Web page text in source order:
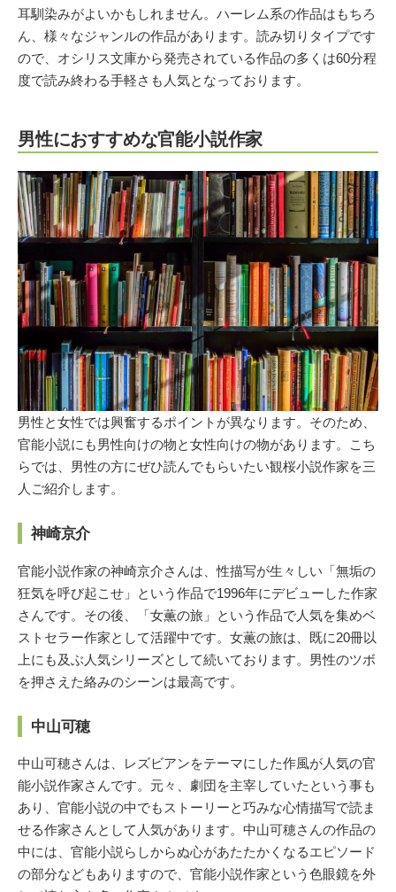
耳馴染みがよいかもしれません。ハーレム系の作品はもちろ
ん、様々なジャンルの作品があります。読み切りタイプです
ので、オシリス文庫から発売されている作品の多くは60分程
度で読み終わる手軽さも人気となっております。
男性におすすめな官能小説作家
男性と女性では興奮するポイントが異なります。そのため、
官能小説にも男性向けの物と女性向けの物があります。こち
らでは、男性の方にぜひ読んでもらいたい観桜小説作家を三
人ご紹介します。
神崎京介
官能小説作家の神崎京介さんは、性描写が生々しい「無垢の
狂気を呼び起こせ」という作品で1996年にデビューした作家
さんです。その後、「女薫の旅」という作品で人気を集めベ
ストセラー作家として活躍中です。女薫の旅は、既に20冊以
上にも及ぶ人気シリーズとして続いております。男性のツボ
を押さえた絡みのシーンは最高です。
中山可穂
中山可穂さんは、レズビアンをテーマにした作風が人気の官
能小説作家さんです。元々、劇団を主宰していたという事も
あり、官能小説の中でもストーリーと巧みな心情描写で読ま
せる作家さんとして人気があります。中山可穂さんの作品の
中には、官能小説らしからぬ心があたたかくなるエピソード
の部分などもありますので、官能小説作家という色眼鏡を外